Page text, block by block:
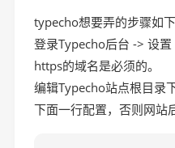
typecho想要弄的步骤如下
登录Typecho后台 -> 设
https的域名是必须的。
编辑Typecho站点根目录
下面一行配置，否则网站